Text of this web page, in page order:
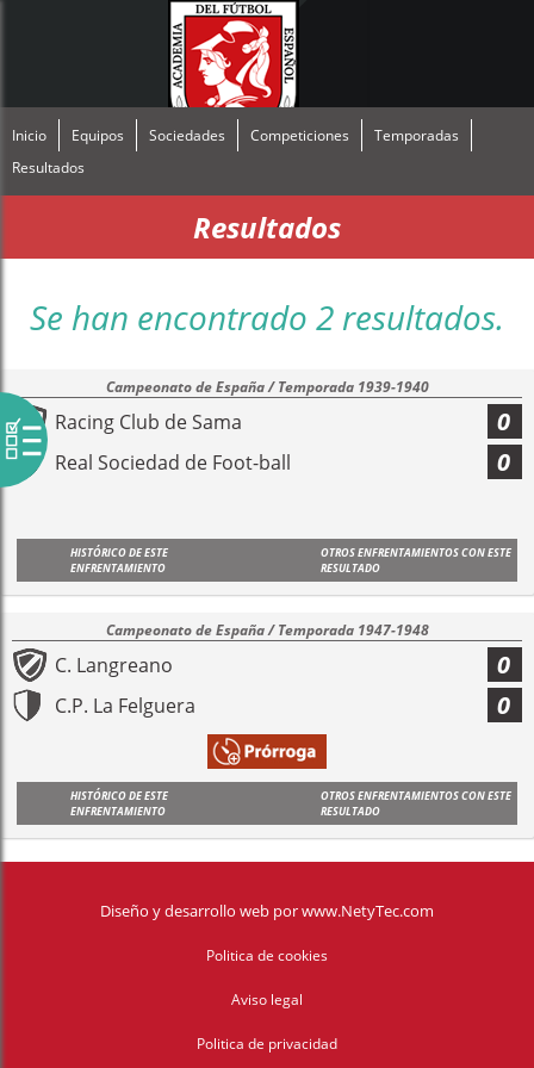
Inicio Equipos Sociedades Competiciones
Temporadas
Resultados
Resultados
Se han encontrado 2 resultados.
Campeonato de España / Temporada 1939-1940
Racing Club de Sama 0
Real Sociedad de Foot-ball 0
HISTÓRICO DE ESTE
ENFRENTAMIENTO
OTROS ENFRENTAMIENTOS CON ESTE
RESULTADO
Campeonato de España / Temporada 1947-1948
C. Langreano 0
C.P. La Felguera 0
HISTÓRICO DE ESTE
ENFRENTAMIENTO
OTROS ENFRENTAMIENTOS CON ESTE
RESULTADO
Diseño y desarrollo web porwww.NetyTec.com
Politica de cookies
Aviso legal
Politica de privacidad